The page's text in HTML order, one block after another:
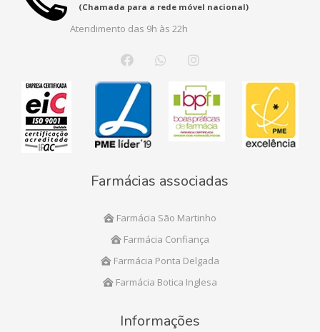
(Chamada para a rede móvel nacional)
Atendimento das 9h às 22h
Farmácias associadas
Farmácia São Martinho
Farmácia Confiança
Farmácia Ponta Delgada
Farmácia Botica Inglesa
Informações